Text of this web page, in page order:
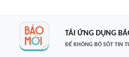
TẢI ỨNG DỤNG
ĐỂ KHÔNG BỎ SÓT TIN